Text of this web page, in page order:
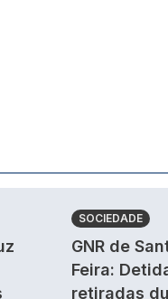
SOCIEDADE
GNR de
Feira:
retiradas